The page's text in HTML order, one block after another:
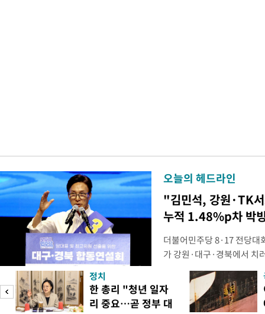
오늘의 헤드라인
"김민석, 강원·TK
누적 1.48%p차 박
더불어민주당 8·17 전당대
가 강원·대구·경북에서 치
48.54%(1만8977표)를 얻
를 1622표(4.14%p) 차로
·인천 권리당원 투표에서
적 합산(가중치 미반영)에
정치
한 총리 "청년 일자
리 중요…곧 정부 대